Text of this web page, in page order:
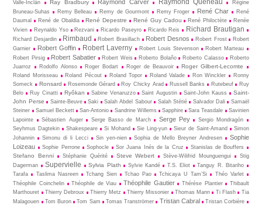
Valle-Inclán
Ray Bradbury Raymond Carver
Régine
Bruneau-Suhas
Remy Belleau Remy de Gourmont Remy Froger René Char
René
Daumal
René de Obaldia René Depestre René Guy Cadou René Philoctète
Renée
Vivien
Reynaldo Yso Rezvani Ricardo Paseyro Ricardo Reis Richard Brautigan
Richard Desjardin Rimbaud Robert Brasillach Robert Desnos Robert Frost
Robert
Garnier
Robert Goffin Robert Laverny Robert Louis Stevenson
Robert Marteau
Robert Pirsig
Robert Sabatier Robert Weis Roberto Bolaño Roberto Calasso
Roberto
Juarroz
Rodolfo Alonso Roger Bodart Roger de Beauvoir Roger Gilbert-Lecomte
Roland Morisseau Roland Pécout Roland Topor Roland Valade Ron Winckler
Ronny
Someck
Ronsard Rosemonde Gérard Roy Chicky Arad Russell Banks Rutebeuf
Ruy
Belo
Ruy Cinatti Ryôkan Sabine Venaruzzo Saint Augustin Saint-John Kauss
Saint-
John Perse
Sainte-Beuve Saki Salah Abdel Sabour Salah Stétié Salvador Dali
Samaël
Steiner
Samuel Beckett San-Antonio Sandrine Willems Sapphire Sara Teasdale
Savinien
Lapointe
Sébastien Auger Serge Basso de March Serge Pey
Sergio Mondragón
Seyhmus Dagtekin
Shakespeare Si Mohand Sie Ling-yun Sieur de Saint-Amand
Simon
Johannin
Simonu di li Lecci Sin yen-nien Sophia de Mello Breyner Andresen
Sophie
Loizeau
Sophie Perrone Sophocle Sor Juana Inés de la Cruz Stanislas de Bouffers
Stefano Benni Stéphanie Quérité Steve Webert Stève-Wilifrid Mounguengui
Stig
Dagerman
Supervielle Sylvia Plath Sylvie Kandé T.S. Eliot
Tanguy R. Bitariho
Tarafa
Taslima Nasreen Tchang Sien Tchao Pao Tchicaya U Tam’Si
Théo Varlet
Théophile Coinchelin
Théophile de Viau Théophile Gautier Thérèse Plantier
Thibault
Marthouret
Thierry Debroux Thierry Metz Thierry Missonier Thomas Mann Ti Flash
Tia
Malagouen
Tom Buron Tom Sam Tomas Tranströmer Tristan Cabral
Tristan Corbière